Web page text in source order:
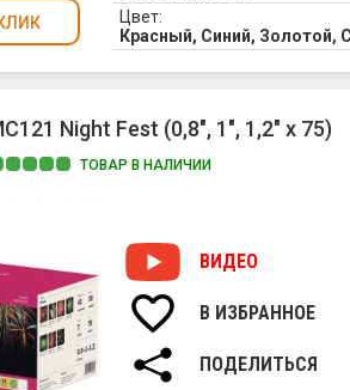
Цвет:
Красный, Синий, Золотой,
Night Fest (0,8", 1", 1,2" х 75)
ТОВАР В НАЛИЧИИ
ВИДЕО
В ИЗБРАННОЕ
ПОДЕЛИТЬСЯ